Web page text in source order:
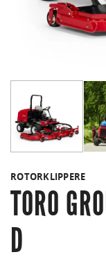
ROTORKLIPPERE
TORO
D